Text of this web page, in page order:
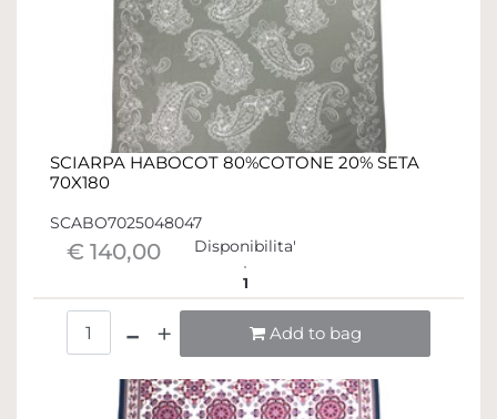
SCIARPA HABOCOT 80%COTONE 20% SETA
70X180
SCABO7025048047
€ 140,00 Disponibilita'
1
Add to bag